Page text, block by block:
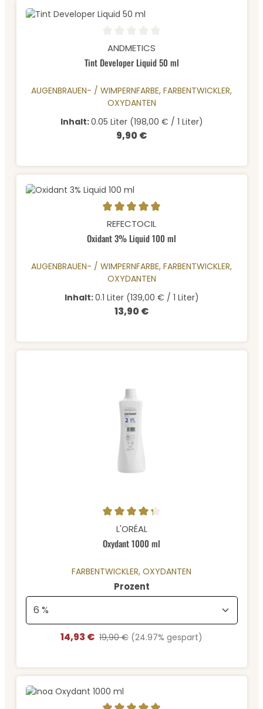
Durchschnittliche Bewertung von 0 von 5 Sternen
ANDMETICS
Tint Developer Liquid 50 ml
AUGENBRAUEN- / WIMPERNFARBE, FARBENTWICKLER,
OXYDANTEN
Inhalt:0.05 Liter (198,00 € / 1 Liter)
Regulärer Preis:
9,90 €
Durchschnittliche Bewertung von 5 von 5 Sternen
REFECTOCIL
Oxidant 3% Liquid 100 ml
AUGENBRAUEN- / WIMPERNFARBE, FARBENTWICKLER,
OXYDANTEN
Inhalt:0.1 Liter (139,00 € / 1 Liter)
Regulärer Preis:
13,90 €
Durchschnittliche Bewertung von 4.22 von 5 Sternen
L'ORÉAL
Oxydant 1000 ml
FARBENTWICKLER, OXYDANTEN
Prozentauswählen
Verkaufspreis:
14,93 € Regulärer Preis:
19,90 € (24.97% gespart)